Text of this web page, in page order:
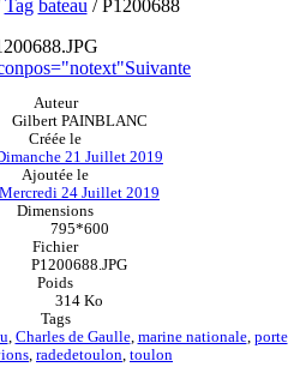
Tag bateau /P1200688
Suivante
Auteur
Gilbert PAINBLANC
Créée le
21 Juillet 2019
Ajoutée le
Mercredi 24 Juillet 2019
Dimensions
795*600
Fichier
P1200688.JPG
Poids
314 Ko
Tags
Charles de Gaulle, marine nationale, porte
radedetoulon toulon